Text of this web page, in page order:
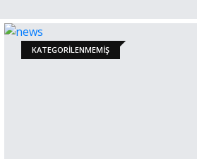
KATEGORILENMEMIŞ